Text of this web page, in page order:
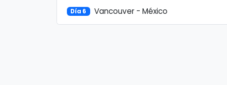
Día 6 Vancouver - México